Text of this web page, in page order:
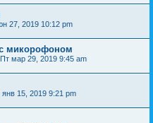
27, 2019 10:12 pm
микорофоном
Пт мар 29, 2019 9:45 am
янв 15, 2019 9:21 pm